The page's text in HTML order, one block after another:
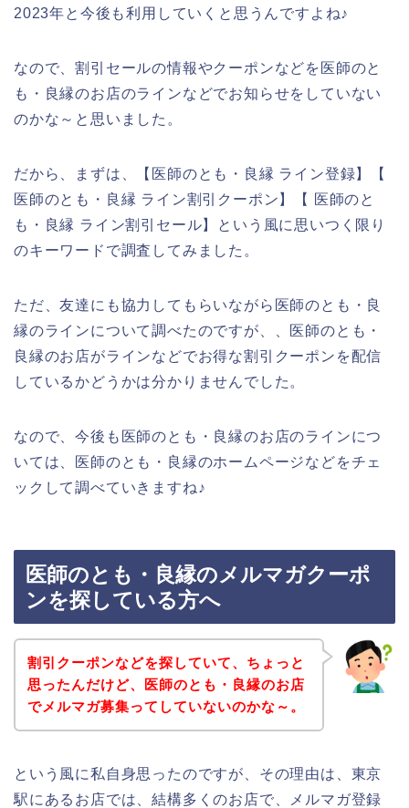
2023年と今後も利用していくと思うんですよね♪
なので、割引セールの情報やクーポンなどを医師のと
も・良縁のお店のラインなどでお知らせをしていない
のかな～と思いました。
だから、まずは、【医師のとも・良縁 ライン登録】【
医師のとも・良縁 ライン割引クーポン】【 医師のと
も・良縁 ライン割引セール】という風に思いつく限り
のキーワードで調査してみました。
ただ、友達にも協力してもらいながら医師のとも・良
縁のラインについて調べたのですが、、医師のとも・
良縁のお店がラインなどでお得な割引クーポンを配信
しているかどうかは分かりませんでした。
なので、今後も医師のとも・良縁のお店のラインにつ
いては、医師のとも・良縁のホームページなどをチェ
ックして調べていきますね♪
医師のとも・良縁のメルマガクーポ
ンを探している方へ
割引クーポンなどを探していて、ちょっと
思ったんだけど、医師のとも・良縁のお店
でメルマガ募集ってしていないのかな～。
という風に私自身思ったのですが、その理由は、東京
駅にあるお店では、結構多くのお店で、メルマガ登録